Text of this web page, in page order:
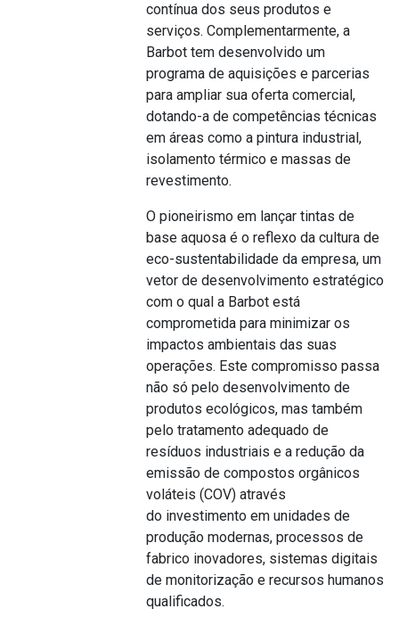
contínua dos seus produtos e
serviços. Complementarmente, a
Barbot tem desenvolvido um
programa de aquisições e parcerias
para ampliar sua oferta comercial,
dotando-a de competências técnicas
em áreas como a pintura industrial,
isolamento térmico e massas de
revestimento.
O pioneirismo em lançar tintas de
base aquosa é o reflexo da cultura de
eco-sustentabilidade da empresa, um
vetor de desenvolvimento estratégico
com o qual a Barbot está
comprometida para minimizar os
impactos ambientais das suas
operações. Este compromisso passa
não só pelo desenvolvimento de
produtos ecológicos, mas também
pelo tratamento adequado de
resíduos industriais e a redução da
emissão de compostos orgânicos
voláteis (COV) através
do investimento em unidades de
produção modernas, processos de
fabrico inovadores, sistemas digitais
de monitorização e recursos humanos
qualificados.